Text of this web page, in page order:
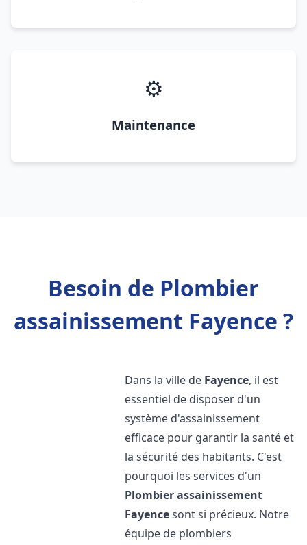
⚙️
Maintenance
Besoin de Plombier
assainissement Fayence ?
Dans la ville de Fayence, il est
essentiel de disposer d'un
système d'assainissement
efficace pour garantir la santé et
la sécurité des habitants. C'est
pourquoi les services d'un
Plombier assainissement
Fayencesont si précieux. Notre
équipe de plombiers